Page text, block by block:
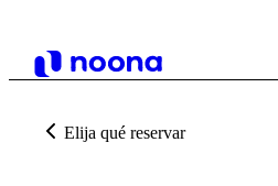
Elija qué reservar